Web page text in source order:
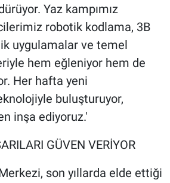
Yaz kampımız
robotik kodlama, 3B
uygulamalar ve temel
hem eğleniyor hem de
Her hafta yeni
buluşturuyor,
inşa ediyoruz.'
GÜVEN VERİYOR
son yıllarda elde ettiği